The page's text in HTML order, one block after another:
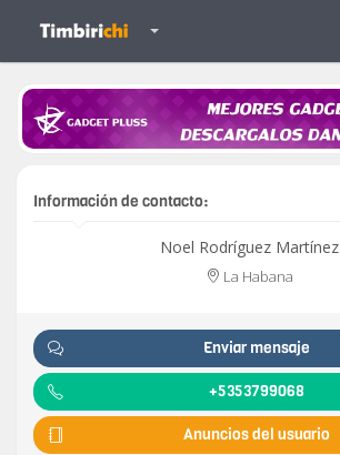
Información de contacto:
Noel Rodríguez Martínez
La Habana
Enviar mensaje
+5353799068
Anuncios del usuario